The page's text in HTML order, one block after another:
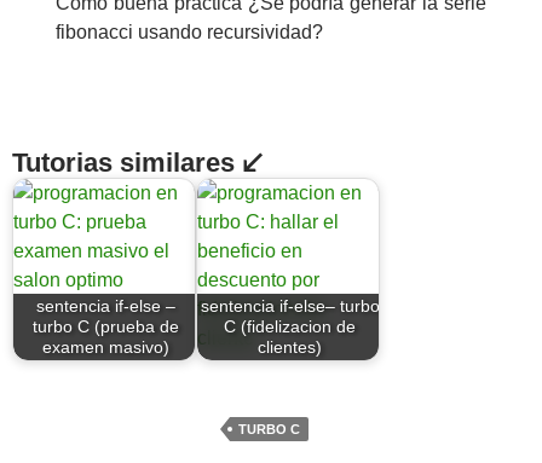
fibonacci usando recursividad?
Tutorias similares ↙
sentencia if-else –
turbo C (prueba de
examen masivo)
sentencia if-else– turbo
C (fidelizacion de
clientes)
TURBO C